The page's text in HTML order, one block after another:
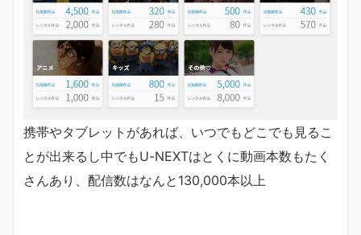
携帯やタブレットがあれば、いつでもどこでも見るこ
とが出来るし中でもU-NEXTはとくに動画本数もたく
さんあり、配信数はなんと 130,000本以上